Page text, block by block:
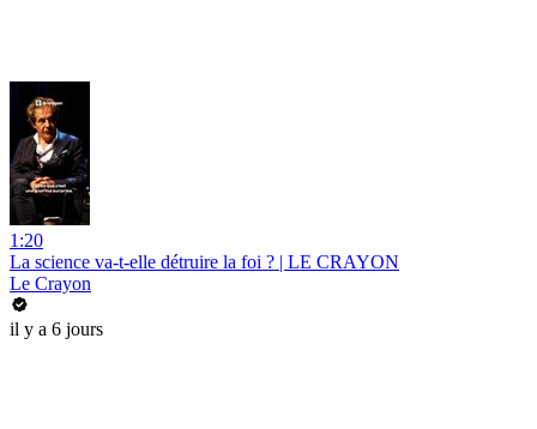
1:20
La science va-t-elle détruire la foi ? | LE CRAYON
Le Crayon
il y a 6 jours